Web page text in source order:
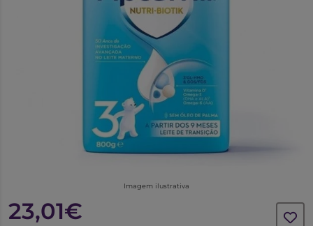
Imagem ilustrativa
23,01€